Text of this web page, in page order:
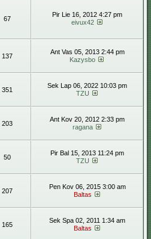
67
Pir Lie 16, 2012 4:27 pm
eivux42
137
Ant Vas 05, 2013 2:44 pm
Kazysbo
351
Sek Lap 06, 2022 10:03 pm
TZU
203
Ant Kov 20, 2012 2:33 pm
ragana
50
Pir Bal 15, 2013 11:24 pm
TZU
207
Pen Kov 06, 2015 3:00 am
Baltas
165
Sek Spa 02, 2011 1:34 am
Baltas